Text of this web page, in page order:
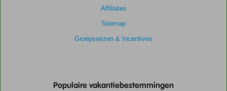
Affiliates
Sitemap
Groepsreizen & Incentives
Populaire vakantiebestemmingen